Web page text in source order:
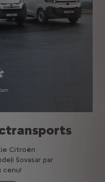
Citroën
šovasar par
cenu!